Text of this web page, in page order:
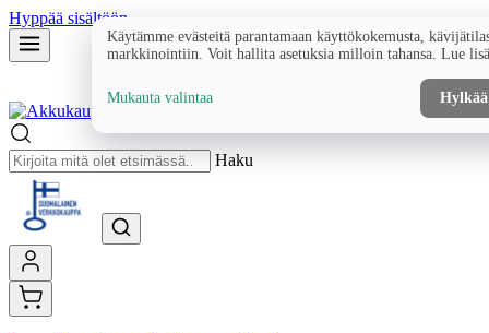
Hyppää sisältöön
Haku
Käytämme evästeitä parantamaan käyttökokemusta,
markkinointiin. Voit hallita asetuksia milloin tahansa. Lue
Mukauta valintaa Hylkää